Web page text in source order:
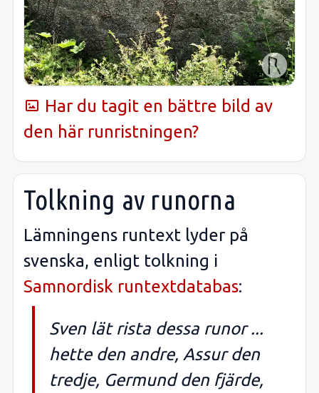
Har du tagit en bättre bild av
den här runristningen?
Tolkning av runorna
Lämningens runtext lyder på
svenska, enligt tolkning i
Samnordisk runtextdatabas:
Sven lät rista dessa runor ...
hette den andre, Assur den
tredje, Germund den fjärde,